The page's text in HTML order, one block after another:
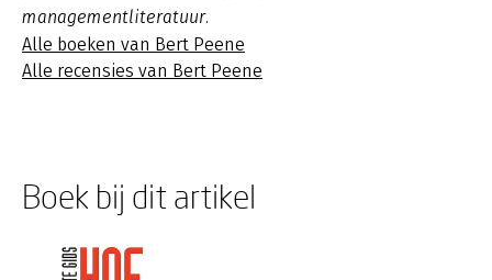
managementliteratuur.
Alle boeken van Bert Peene
Alle recensies van Bert Peene
Boek bij dit artikel